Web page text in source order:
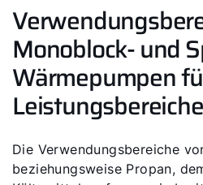
Monoblock- und
Wärmepumpen
Leistungsbereiche
Die Verwendungsbereiche
beziehungsweise Propan,